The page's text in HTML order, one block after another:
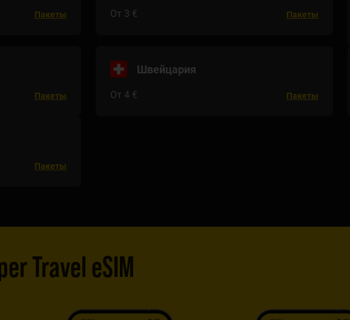
Пакеты От 3 € Пакеты
Пакеты
Швейцария
От 4 € Пакеты
Пакеты
Travel eSIM